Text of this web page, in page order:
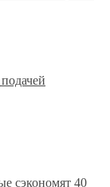
сэкономят 40